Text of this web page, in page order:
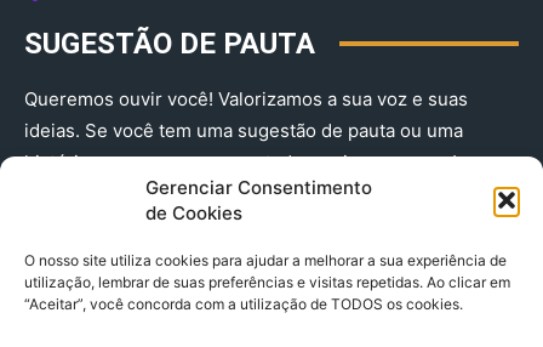
Gerenciar Consentimento
de Cookies
O nosso site utiliza cookies para ajudar a melhorar a sua experiência de
utilização, lembrar de suas preferências e visitas repetidas. Ao clicar em
“Aceitar”, você concorda com a utilização de TODOS os cookies.
SUGESTÃO DE PAUTA
Queremos ouvir você! Valorizamos a sua voz e suas
ideias. Se você tem uma sugestão de pauta ou uma
história que merece ser contada, envie-nos agora!
(91) 98224 - 3111